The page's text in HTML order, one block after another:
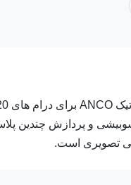
تصویری است.